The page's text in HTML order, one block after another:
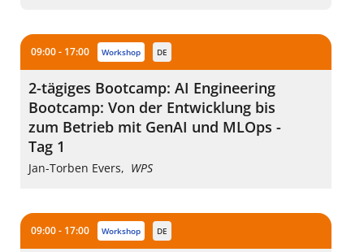
09:00 - 17:00 workshop DE
2-tägiges Bootcamp: AI Engineering
Bootcamp: Von der Entwicklung bis
zum Betrieb mit GenAI und MLOps -
Tag 1
Jan-Torben Evers, WPS
09:00 - 17:00 workshop DE